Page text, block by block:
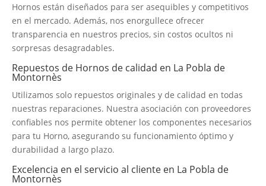
Hornos están diseñados para ser asequibles y competitivos
en el mercado. Además, nos enorgullece ofrecer
transparencia en nuestros precios, sin costos ocultos ni
sorpresas desagradables.
Repuestos de Hornos de calidad en La Pobla de
Montornès
Utilizamos solo repuestos originales y de calidad en todas
nuestras reparaciones. Nuestra asociación con proveedores
confiables nos permite obtener los componentes necesarios
para tu Horno, asegurando su funcionamiento óptimo y
durabilidad a largo plazo.
Excelencia en el servicio al cliente en La Pobla de
Montornès